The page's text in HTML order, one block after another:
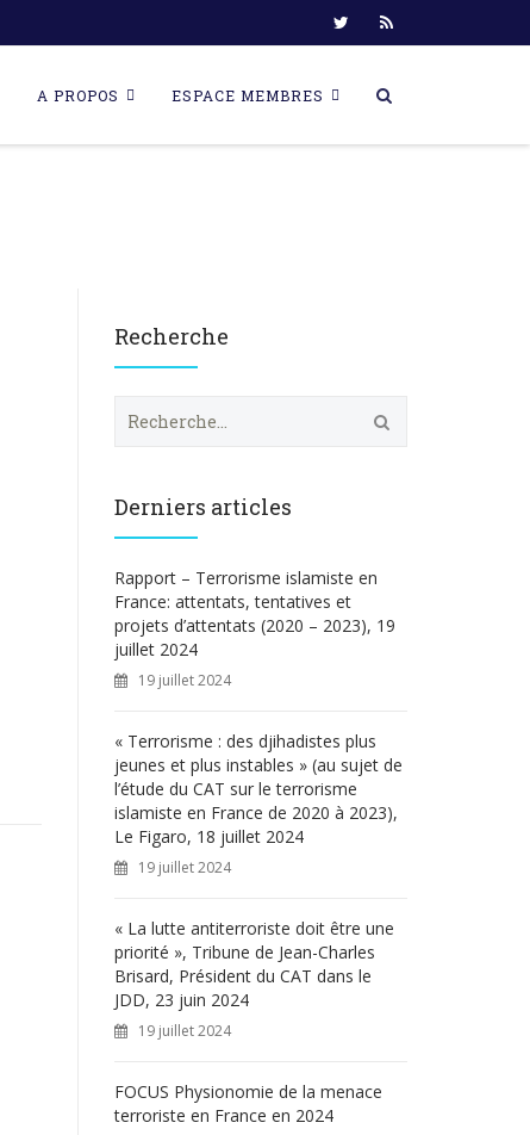
A PROPOS ESPACE MEMBRES
Recherche
e
h
e
r
:
Derniers articles
Rapport – Terrorisme islamiste en
France: attentats, tentatives et
projets d’attentats (2020 – 2023), 19
juillet 2024
19 juillet 2024
« Terrorisme : des djihadistes plus
jeunes et plus instables » (au sujet de
l’étude du CAT sur le terrorisme
islamiste en France de 2020 à 2023),
Le Figaro, 18 juillet 2024
19 juillet 2024
« La lutte antiterroriste doit être une
priorité », Tribune de Jean-Charles
Brisard, Président du CAT dans le
JDD, 23 juin 2024
19 juillet 2024
FOCUS Physionomie de la menace
terroriste en France en 2024